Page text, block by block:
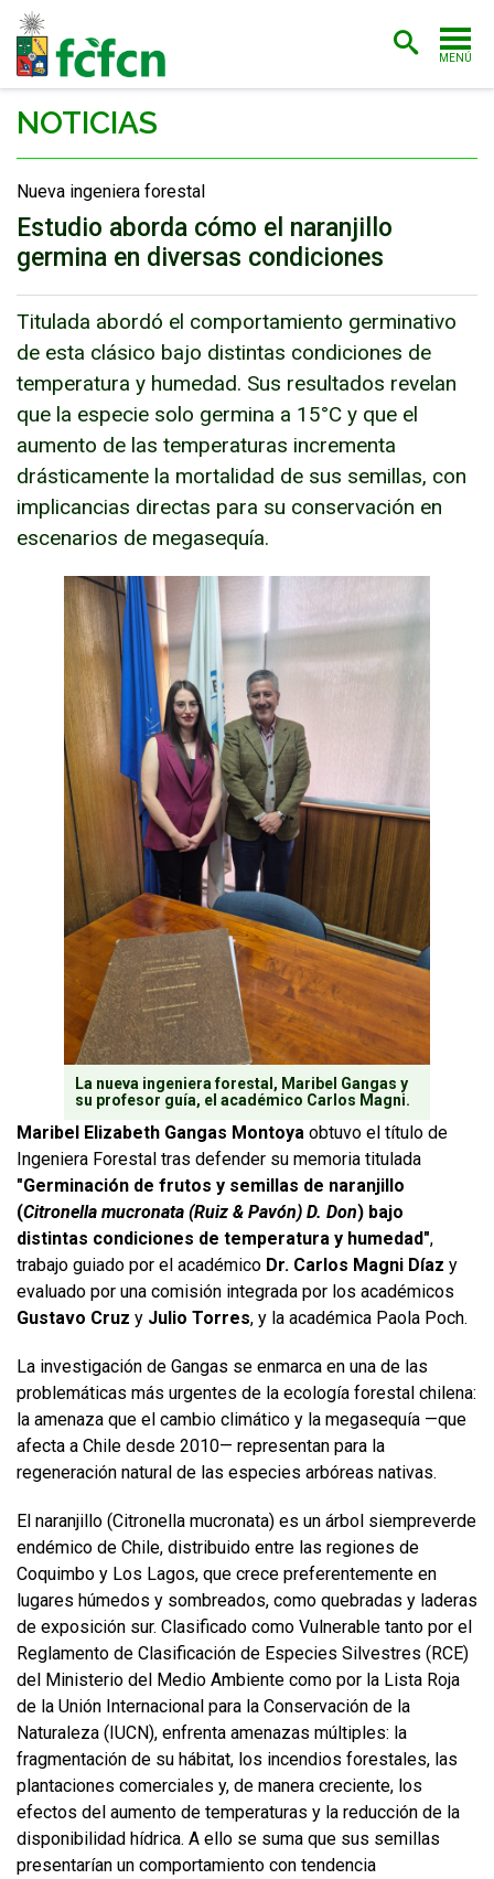
MENÚ
ADMISIÓN
POSTGRADO
INVESTIGACIÓN
EXTENSIÓN
BIBLIOTECA
FACULTAD
ACADÉMICAS/OS
FUNCIONARIAS/OS
NOTICIAS
Nueva ingeniera forestal
Estudio aborda cómo el naranjillo
germina en diversas condiciones
Titulada abordó el comportamiento germinativo
de esta clásico bajo distintas condiciones de
temperatura y humedad. Sus resultados revelan
que la especie solo germina a 15°C y que el
aumento de las temperaturas incrementa
drásticamente la mortalidad de sus semillas, con
implicancias directas para su conservación en
escenarios de megasequía.
Enlaces y documentos de interés
La nueva ingeniera forestal, Maribel Gangas y
su profesor guía, el académico Carlos Magni.
Maribel Elizabeth Gangas Montoya obtuvo el título de
Ingeniera Forestal tras defender su memoria titulada
"Germinación de frutos y semillas de naranjillo
(Citronella mucronata (Ruiz & Pavón) D. Don) bajo
distintas condiciones de temperatura y humedad",
trabajo guiado por el académico Dr. Carlos Magni Díaz y
evaluado por una comisión integrada por los académicos
Gustavo Cruz y Julio Torres, y la académica Paola Poch.
La investigación de Gangas se enmarca en una de las
problemáticas más urgentes de la ecología forestal chilena:
la amenaza que el cambio climático y la megasequía —que
afecta a Chile desde 2010— representan para la
regeneración natural de las especies arbóreas nativas.
El naranjillo (Citronella mucronata) es un árbol siempreverde
endémico de Chile, distribuido entre las regiones de
Coquimbo y Los Lagos, que crece preferentemente en
lugares húmedos y sombreados, como quebradas y laderas
de exposición sur. Clasificado como Vulnerable tanto por el
Reglamento de Clasificación de Especies Silvestres (RCE)
del Ministerio del Medio Ambiente como por la Lista Roja
de la Unión Internacional para la Conservación de la
Naturaleza (IUCN), enfrenta amenazas múltiples: la
fragmentación de su hábitat, los incendios forestales, las
plantaciones comerciales y, de manera creciente, los
efectos del aumento de temperaturas y la reducción de la
disponibilidad hídrica. A ello se suma que sus semillas
presentarían un comportamiento con tendencia